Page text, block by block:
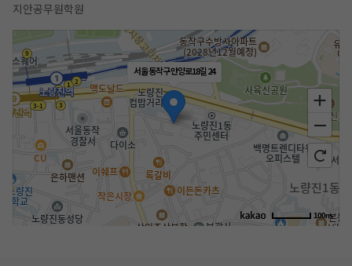
지안공무원학원
서울 동작구 만양로18길 24
100m